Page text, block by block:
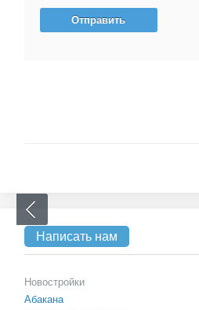
Написать нам
Новостройки
Абакана